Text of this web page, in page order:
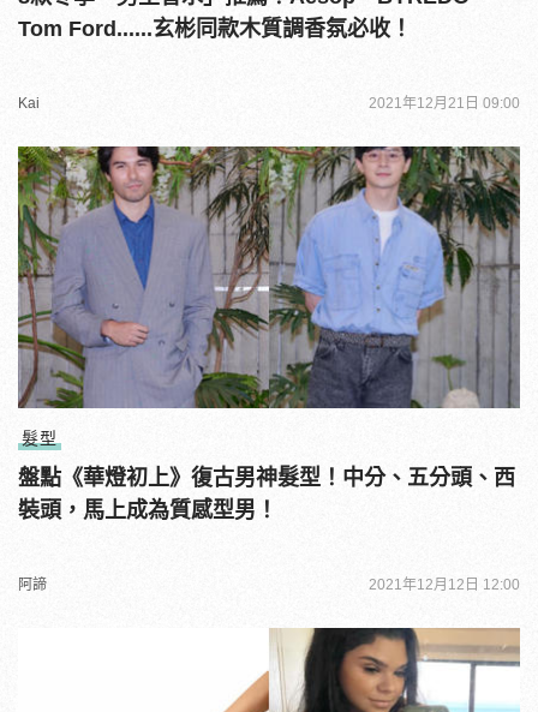
Tom Ford......玄彬同款木質調香氛必收！
Kai 2021年12月21日 09:00
髮型
盤點《華燈初上》復古男神髮型！中分、五分頭、西
裝頭，馬上成為質感型男！
阿諦 2021年12月12日 12:00